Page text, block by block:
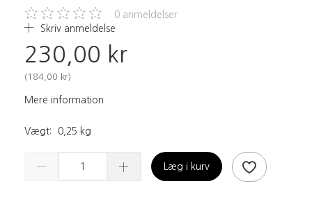
0 anmeldelser
Skriv anmeldelse
230,00 kr
( 184,00 kr)
Mere information
Vægt: 0,25 kg
Læg i kurv